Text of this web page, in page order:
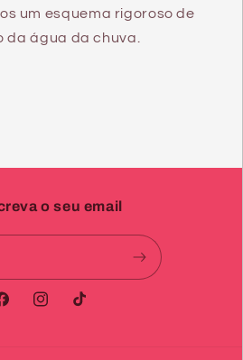
um esquema rigoroso de
da água da chuva.
o seu email
Instagram
TikTok